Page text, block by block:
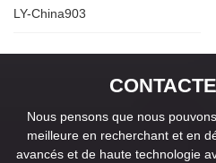
LY-China903
Nous pensons que nous
meilleure en recherchant et en
avancés et de haute technologie